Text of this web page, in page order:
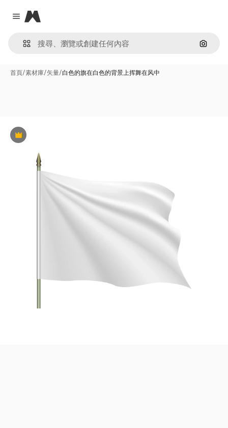
Close menu
Magnific
通過圖
首頁/素材庫/矢量/白色的旗在白色的背景上挥舞在风中
Premium